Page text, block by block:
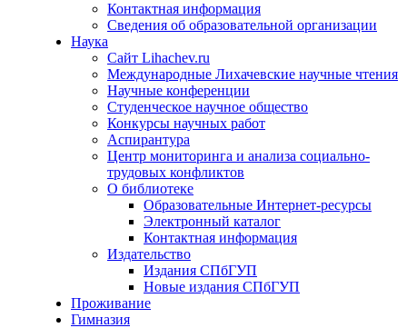
Контактная информация
Сведения об образовательной организации
Наука
Сайт Lihachev.ru
Международные Лихачевские научные чтения
Научные конференции
Студенческое научное общество
Конкурсы научных работ
Аспирантура
Центр мониторинга и анализа социально-
трудовых конфликтов
О библиотеке
Образовательные Интернет-ресурсы
Электронный каталог
Контактная информация
Издательство
Издания СПбГУП
Новые издания СПбГУП
Проживание
Гимназия